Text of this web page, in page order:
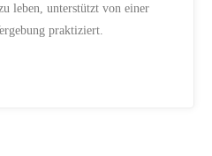
leben, unterstützt von einer
praktiziert.